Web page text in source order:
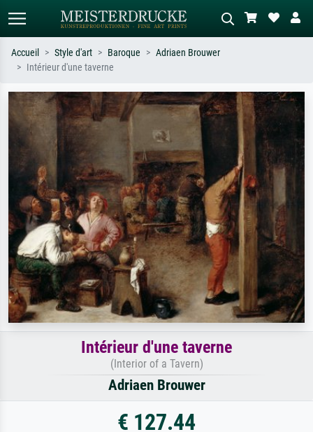
Recherchez par artiste, titre ou style –
ex. Monet, Nuit étoilée,
impressionnisme, vague de Hokusai,
Décrivez la scène – ex. prairie verte,
abstrait avec beaucoup de rouge,
tableau sombre, nu debout près d'un
Accueil Style d'art Baroque
Adriaen Brouwer
Intérieur d'une taverne
Intérieur d'une taverne
(Interior of a Tavern)
Adriaen Brouwer
€ 127.44